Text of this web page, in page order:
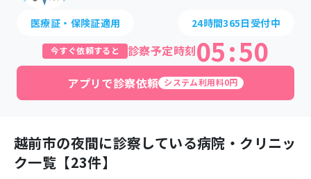
医療証・保険証適用 24時間365日受付中
今すぐ依頼すると 診察予定時刻05:50
アプリで診察依頼 システム利用料0円
越前市の夜間に診察している病院・クリニッ
ク一覧【23件】